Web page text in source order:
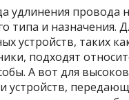
удлинения провода
типа и назначения.
устройств, таких
подходят
А вот для
устройств,